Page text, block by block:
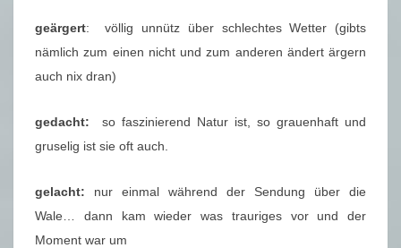
geärgert: völlig unnütz über schlechtes Wetter (gibts
nämlich zum einen nicht und zum anderen ändert ärgern
auch nix dran)
gedacht: so faszinierend Natur ist, so grauenhaft und
gruselig ist sie oft auch.
gelacht: nur einmal während der Sendung über die
Wale… dann kam wieder was trauriges vor und der
Moment war um